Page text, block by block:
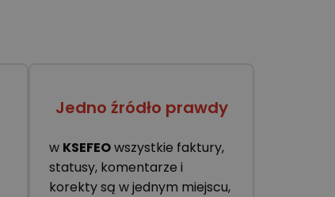
Jedno źródło prawdy
w KSEFEOwszystkie faktury,
statusy, komentarze i
korekty są w jednym miejscu,